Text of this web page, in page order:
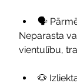
🗣️
Neparasta
vientulību,
🐶